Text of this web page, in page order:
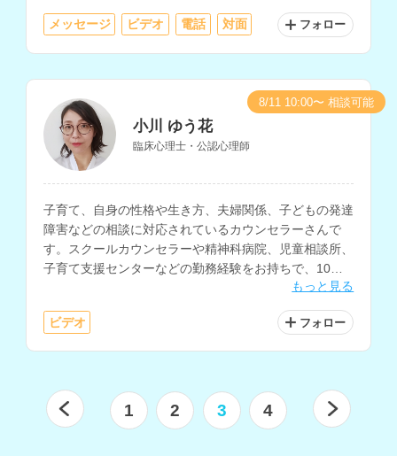
メッセージ ビデオ 電話 対面 フォロー
小川 ゆう花
臨床心理士・公認心理師
子育て、自身の性格や生き方、夫婦関係、子どもの発達
障害などの相談に対応されているカウンセラーさんで
す。スクールカウンセラーや精神科病院、児童相談所、
子育て支援センターなどの勤務経験をお持ちで、10年
以上にわたり子どもと保護者の相談に携わってこられて
います。
もっと見る
ビデオ フォロー
8/11 10:00〜 相談可能
1 2 3 4